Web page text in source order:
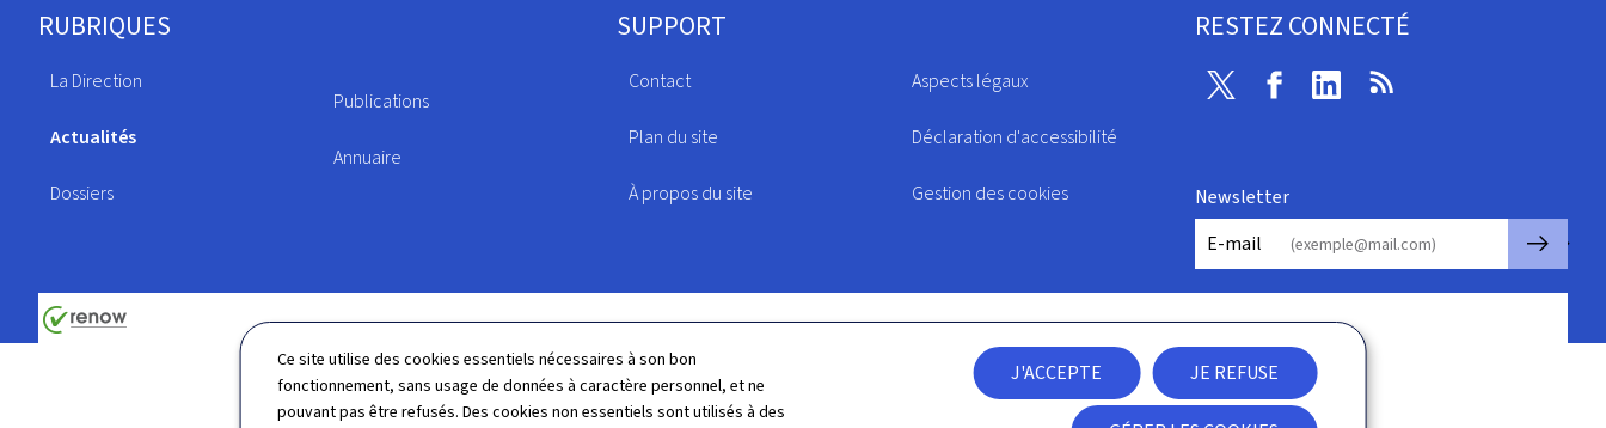
Ce site utilise des cookies essentiels nécessaires à son bon
fonctionnement, sans usage de données à caractère personnel, et ne
pouvant pas être refusés. Des cookies non essentiels sont utilisés à des
J'ACCEPTE JE REFUSE
Pied
de
RUBRIQUES
La Direction
Actualités
Dossiers
Publications
Annuaire
SUPPORT
Contact
Plan du site
À propos du site
Aspects légaux
Déclaration d'accessibilité
Gestion des cookies
RESTEZ CONNECTÉ
Twitter FacebookLinkedin
Newsletter
E-mail
🡒